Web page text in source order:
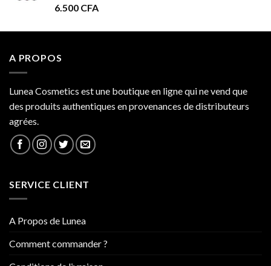
6.500 CFA
A PROPOS
Lunea Cosmetics est une boutique en ligne qui ne vend que
des produits authentiques en provenances de distributeurs
agrées.
SERVICE CLIENT
A Propos de Lunea
Comment commander ?